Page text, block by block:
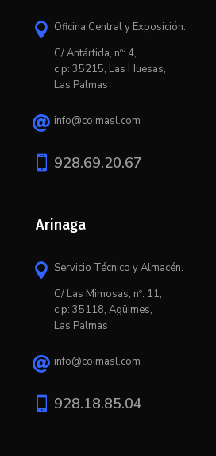
 Oficina Central y Exposición.
C/ Antártida, nº: 4,
c.p: 35215, Las Huesas,
Las Palmas
 info@coimasl.com
 928.69.20.67
Arinaga
 Servicio Técnico y Almacén.
C/ Las Mimosas, nº: 11,
c.p: 35118, Agüimes,
Las Palmas
 info@coimasl.com
 928.18.85.04